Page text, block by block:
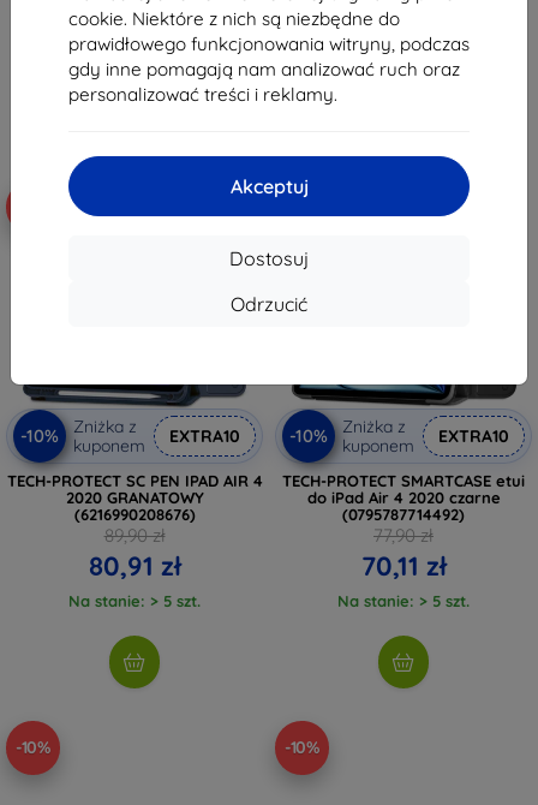
cookie. Niektóre z nich są niezbędne do
prawidłowego funkcjonowania witryny, podczas
gdy inne pomagają nam analizować ruch oraz
personalizować treści i reklamy.
Akceptuj
Dostosuj
Odrzucić
127,71 zł
Na stanie: > 5 szt.
127,71 zł
Na stanie: > 5 szt.
-10%
Zniżka z
kuponem
EXTRA10
TECH-PROTECT SC PEN IPAD AIR 4
2020 GRANATOWY
(6216990208676)
89,90 zł
80,91 zł
Na stanie: > 5 szt.
-10%
Zniżka z
kuponem
EXTRA10
TECH-PROTECT SMARTCASE etui
do iPad Air 4 2020 czarne
(0795787714492)
77,90 zł
70,11 zł
Na stanie: > 5 szt.
-10% -10%